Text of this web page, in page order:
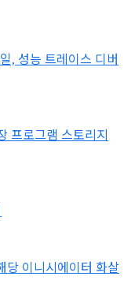
, 성능 트레이스 디버
프로그램 스토리지
이니시에이터 화살